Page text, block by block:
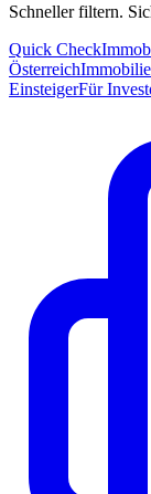
Schneller filtern.
Quick Check
Österreich
EinsteigerFür